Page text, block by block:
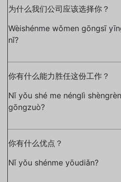
为什么我们公司应该选择你？
Wèishénme wǒmen gōngsī
nǐ?
你有什么能力胜任这份工作？
Nǐ yǒu shé me nénglì
gōngzuò?
你有什么优点？
Nǐ yǒu shénme yōudiǎn?